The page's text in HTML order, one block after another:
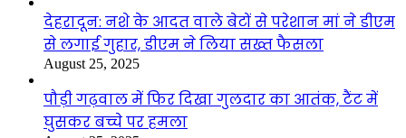
देहरादून: नशे के आदत वाले बेटों से परेशान मां ने डीएम
से लगाई गुहार, डीएम ने लिया सख्त फैसला
August 25, 2025
पौड़ी गढ़वाल में फिर दिखा गुलदार का आतंक, टैंट में
घुसकर बच्चे पर हमला